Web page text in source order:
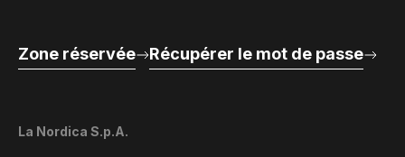
La Nordica S.p.A.
Zone réservée Récupérer le mot de passe